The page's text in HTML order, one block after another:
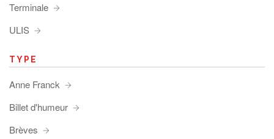
Terminale
ULIS
TYPE
Anne Franck
Billet d'humeur
Brèves